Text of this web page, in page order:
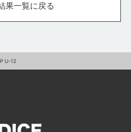
果一覧に戻る
U-12